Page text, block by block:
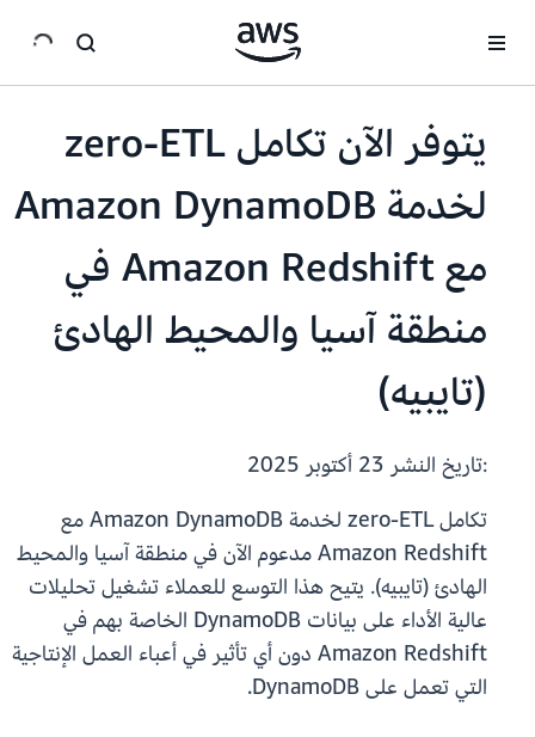
يتوفر الآن تكامل zero-ETL
لخدمة Amazon DynamoDB
مع Amazon Redshift في
منطقة آسيا والمحيط الهادئ
(تايبيه)
:تاريخ النشر
تكامل zero-ETL لخدمة Amazon DynamoDB مع
Amazon Redshift مدعوم الآن في منطقة آسيا والمحيط
الهادئ (تايبيه). يتيح هذا التوسع للعملاء تشغيل تحليلات
عالية الأداء على بيانات DynamoDB الخاصة بهم في
Amazon Redshift دون أي تأثير في أعباء العمل الإنتاجية
التي تعمل على DynamoDB.